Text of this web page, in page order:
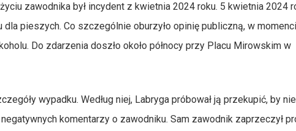
zawodnika był incydent z kwietnia 2024 roku. 5 kwietnia 2024
pieszych. Co szczególnie oburzyło opinię publiczną, w
Do zdarzenia doszło około północy przy Placu Mirowskim w
wypadku. Według niej, Labryga próbował ją przekupić, by
komentarzy o zawodniku. Sam zawodnik zaprzeczył